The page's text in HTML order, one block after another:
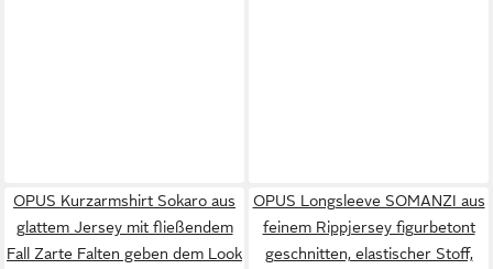
OPUS Kurzarmshirt Sokaro aus
glattem Jersey mit fließendem
Fall Zarte Falten geben dem Look
OPUS Longsleeve SOMANZI aus
feinem Rippjersey figurbetont
geschnitten, elastischer Stoff,